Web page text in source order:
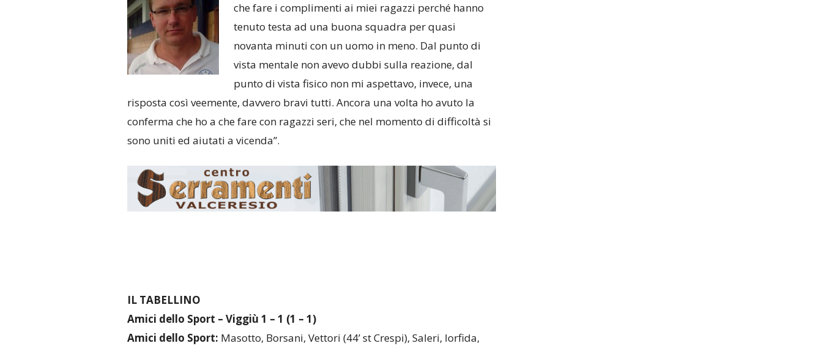
che fare i complimenti ai miei ragazzi perché hanno
tenuto testa ad una buona squadra per quasi
novanta minuti con un uomo in meno. Dal punto di
vista mentale non avevo dubbi sulla reazione, dal
punto di vista fisico non mi aspettavo, invece, una
risposta così veemente, davvero bravi tutti. Ancora una volta ho avuto la
conferma che ho a che fare con ragazzi seri, che nel momento di difficoltà si
sono uniti ed aiutati a vicenda”.
IL TABELLINO
Amici dello Sport – Viggiù 1 – 1 (1 – 1)
Amici dello Sport: Masotto, Borsani, Vettori (44’ st Crespi), Saleri, Iorfida,